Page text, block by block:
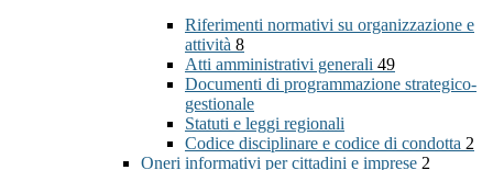
Riferimenti normativi su organizzazione e
attività 8
Atti amministrativi generali 49
Documenti di programmazione strategico-
gestionale
Statuti e leggi regionali
Codice disciplinare e codice di condotta 2
Oneri informativi per cittadini e imprese 2